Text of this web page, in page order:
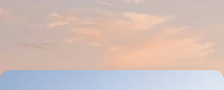
Kalamaja, Port Noblessner, Rotterman : des quartiers bohèmes et post-
industriels qui réécrivent le destin de Tallinn